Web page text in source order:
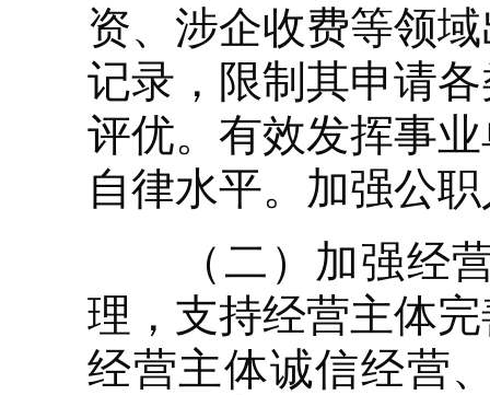
资、涉企收费等领
记录，限制其申请
评优。有效发挥事
自律水平。加强公
（二）加强经营
理，支持经营主体
经营主体诚信经营